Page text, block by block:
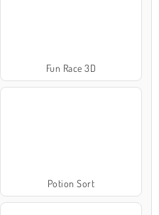
Fun Race 3D
Potion Sort